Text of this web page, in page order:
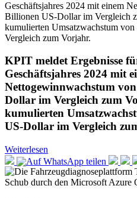
KPIT meldet Ergebnisse
Geschäftsjahres 2024 mit
Nettogewinnwachstum
Dollar im Vergleich zum
kumulierten
US-Dollar im Vergleich
Weiterlesen